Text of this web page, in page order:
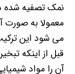
نمک تصفیه شده
معمولا به
می شود این
قبل از اینکه
آن را مواد